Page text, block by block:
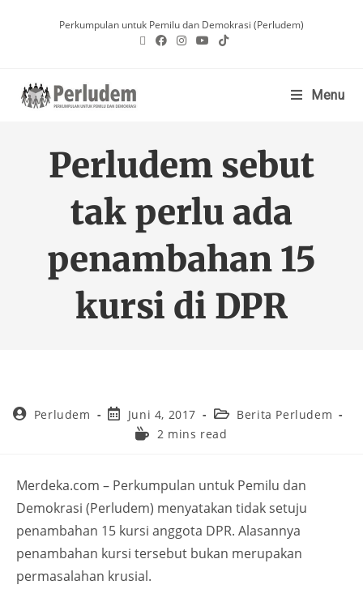
Perkumpulan untuk Pemilu dan Demokrasi (Perludem)
Menu
Perludem sebut
tak perlu ada
penambahan 15
kursi di DPR
Perludem Juni 4, 2017
Berita Perludem
2 mins read
Merdeka.com – Perkumpulan untuk Pemilu dan
Demokrasi (Perludem) menyatakan tidak setuju
penambahan 15 kursi anggota DPR. Alasannya
penambahan kursi tersebut bukan merupakan
permasalahan krusial.